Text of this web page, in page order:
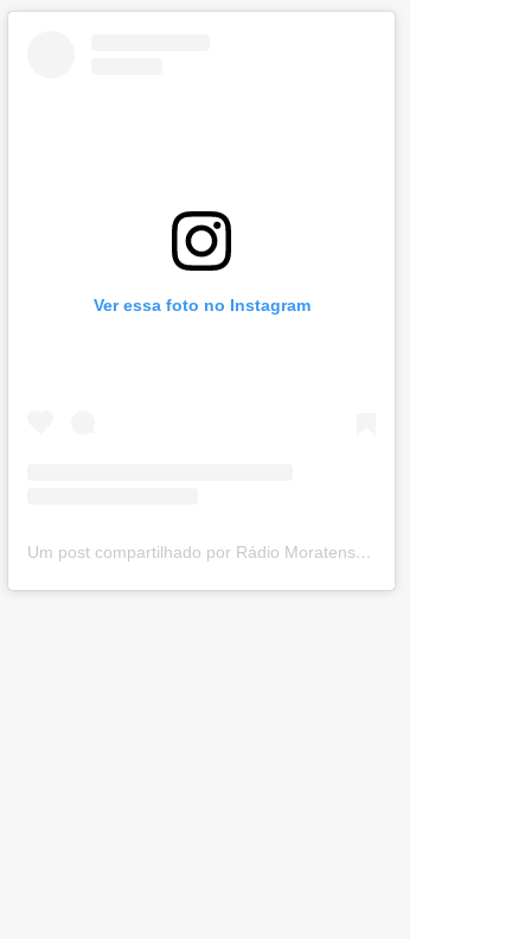
Ver essa foto no Instagram
Um post compartilhado por Rádio Moratense (@radio_moratense)